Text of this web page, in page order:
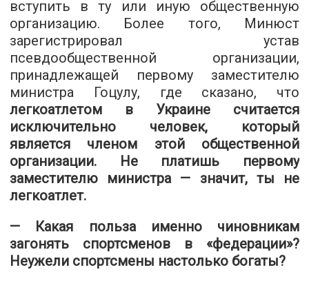
вступить в ту или иную общественную
организацию. Более того, Минюст
зарегистрировал устав
псевдообщественной организации,
принадлежащей первому заместителю
министра Гоцулу, где сказано, что
легкоатлетом в Украине считается
исключительно человек, который
является членом этой общественной
организации. Не платишь первому
заместителю министра — значит, ты не
легкоатлет.
— Какая польза именно чиновникам
загонять спортсменов в «федерации»?
Неужели спортсмены настолько богаты?